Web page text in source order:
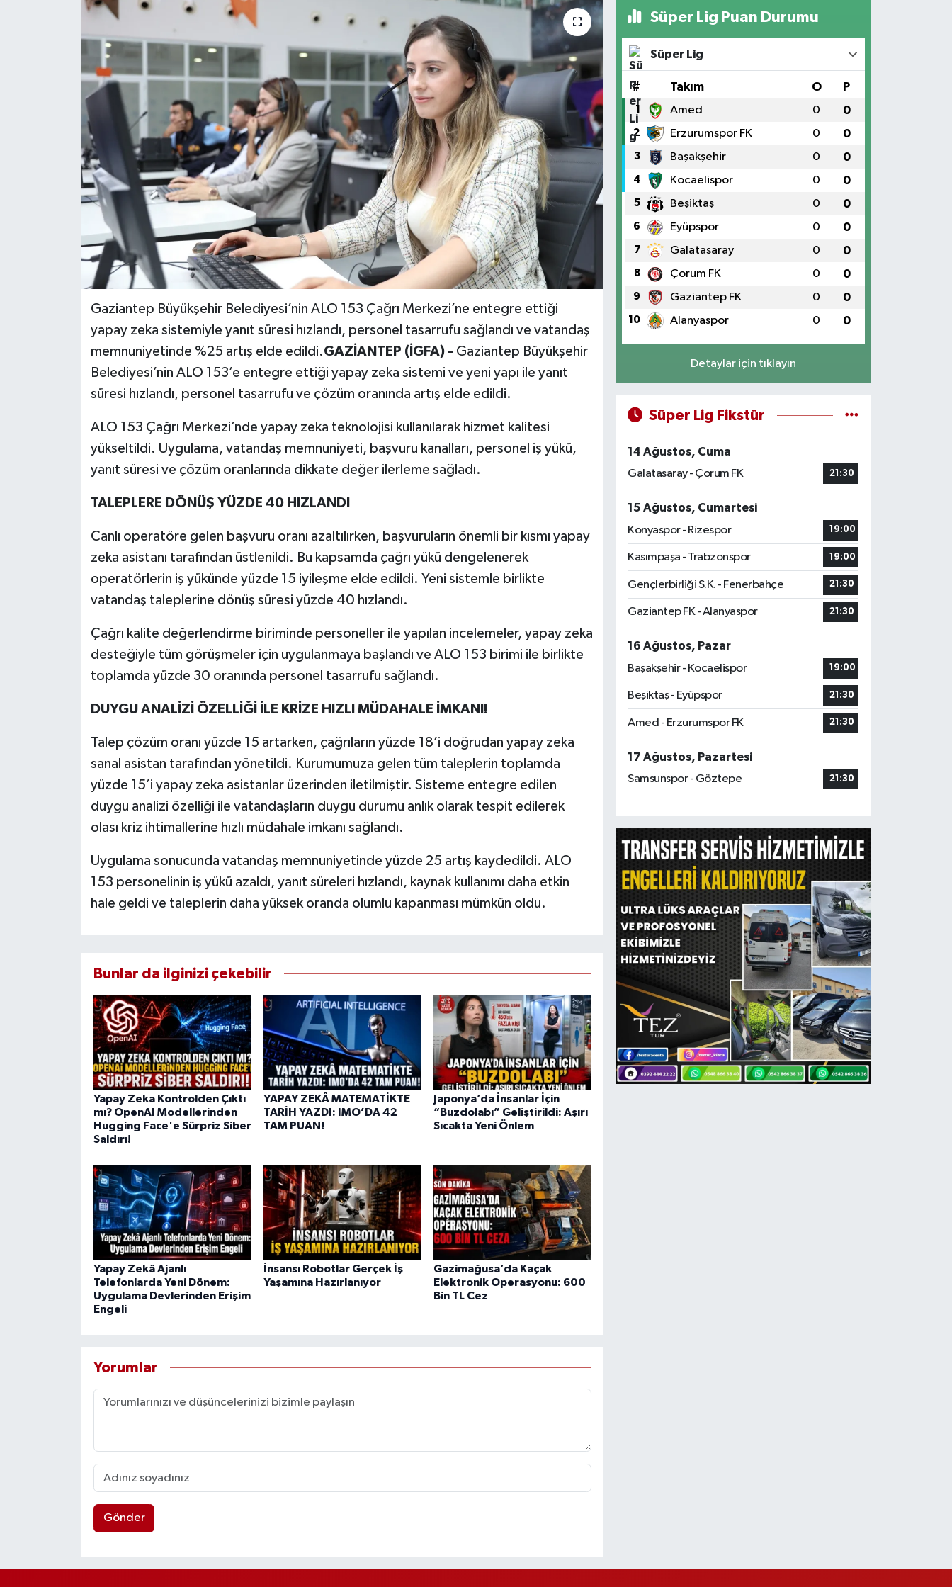
Gaziantep Büyükşehir Belediyesi’nin ALO 153 Çağrı Merkezi’ne entegre ettiği
yapay zeka sistemiyle yanıt süresi hızlandı, personel tasarrufu sağlandı ve vatandaş
memnuniyetinde %25 artış elde edildi.GAZİANTEP (İGFA) - Gaziantep Büyükşehir
Belediyesi’nin ALO 153’e entegre ettiği yapay zeka sistemi ve yeni yapı ile yanıt
süresi hızlandı, personel tasarrufu ve çözüm oranında artış elde edildi.
ALO 153 Çağrı Merkezi’nde yapay zeka teknolojisi kullanılarak hizmet kalitesi
yükseltildi. Uygulama, vatandaş memnuniyeti, başvuru kanalları, personel iş yükü,
yanıt süresi ve çözüm oranlarında dikkate değer ilerleme sağladı.
TALEPLERE DÖNÜŞ YÜZDE 40 HIZLANDI
Canlı operatöre gelen başvuru oranı azaltılırken, başvuruların önemli bir kısmı yapay
zeka asistanı tarafından üstlenildi. Bu kapsamda çağrı yükü dengelenerek
operatörlerin iş yükünde yüzde 15 iyileşme elde edildi. Yeni sistemle birlikte
vatandaş taleplerine dönüş süresi yüzde 40 hızlandı.
Çağrı kalite değerlendirme biriminde personeller ile yapılan incelemeler, yapay zeka
desteğiyle tüm görüşmeler için uygulanmaya başlandı ve ALO 153 birimi ile birlikte
toplamda yüzde 30 oranında personel tasarrufu sağlandı.
DUYGU ANALİZİ ÖZELLİĞİ İLE KRİZE HIZLI MÜDAHALE İMKANI!
Talep çözüm oranı yüzde 15 artarken, çağrıların yüzde 18’i doğrudan yapay zeka
sanal asistan tarafından yönetildi. Kurumumuza gelen tüm taleplerin toplamda
yüzde 15’i yapay zeka asistanlar üzerinden iletilmiştir. Sisteme entegre edilen
duygu analizi özelliği ile vatandaşların duygu durumu anlık olarak tespit edilerek
olası kriz ihtimallerine hızlı müdahale imkanı sağlandı.
Uygulama sonucunda vatandaş memnuniyetinde yüzde 25 artış kaydedildi. ALO
153 personelinin iş yükü azaldı, yanıt süreleri hızlandı, kaynak kullanımı daha etkin
hale geldi ve taleplerin daha yüksek oranda olumlu kapanması mümkün oldu.
Bunlar da ilginizi çekebilir
Yapay Zeka Kontrolden Çıktı
mı? OpenAI Modellerinden
Hugging Face'e Sürpriz Siber
Saldırı!
YAPAY ZEKÂ MATEMATİKTE
TARİH YAZDI: IMO’DA 42
TAM PUAN!
Japonya’da İnsanlar İçin
“Buzdolabı” Geliştirildi: Aşırı
Sıcakta Yeni Önlem
Yapay Zekâ Ajanlı
Telefonlarda Yeni Dönem:
Uygulama Devlerinden Erişim
Engeli
İnsansı Robotlar Gerçek İş
Yaşamına Hazırlanıyor
Gazimağusa’da Kaçak
Elektronik Operasyonu: 600
Bin TL Cez
Yorumlar
Gönder
Süper Lig Puan Durumu
Süper Lig
# Takım O P
1 Amed 0 0
2 Erzurumspor FK 0 0
3 Başakşehir 0 0
4 Kocaelispor 0 0
5 Beşiktaş 0 0
6 Eyüpspor 0 0
7 Galatasaray 0 0
8 Çorum FK 0 0
9 Gaziantep FK 0 0
10 Alanyaspor 0 0
Detaylar için tıklayın
Süper Lig Fikstür
14 Ağustos, Cuma
Galatasaray - Çorum FK
21:30
15 Ağustos, Cumartesi
Konyaspor - Rizespor
19:00
Kasımpaşa - Trabzonspor 19:00
Gençlerbirliği S.K. - Fenerbahçe 21:30
Gaziantep FK - Alanyaspor 21:30
16 Ağustos, Pazar
Başakşehir - Kocaelispor
19:00
Beşiktaş - Eyüpspor 21:30
Amed - Erzurumspor FK 21:30
17 Ağustos, Pazartesi
Samsunspor - Göztepe
21:30